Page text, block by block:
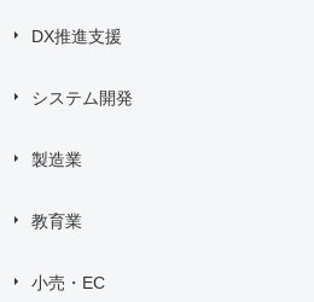
AWS導入支援
AI・ 画像認識
DX推進支援
システム開発
製造業